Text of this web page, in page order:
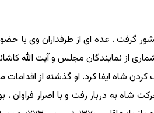
کشور گرفت . عده ای از طرفداران وی با
از نمایندگان مجلس و آیت الله
شاه ایفا کرد. او گذشته از اقدامات
به دربار رفت و با اصرار فراوان ،